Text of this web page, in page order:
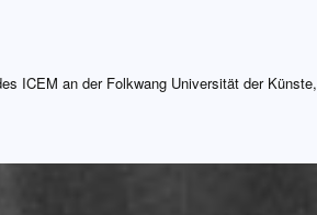
ICEM an der Folkwang Universität der Künste,